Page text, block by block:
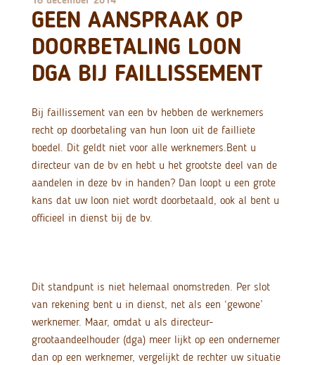
GEEN AANSPRAAK OP
DOORBETALING LOON
DGA BIJ FAILLISSEMENT
Bij faillissement van een bv hebben de werknemers
recht op doorbetaling van hun loon uit de failliete
boedel. Dit geldt niet voor alle werknemers.Bent u
directeur van de bv en hebt u het grootste deel van de
aandelen in deze bv in handen? Dan loopt u een grote
kans dat uw loon niet wordt doorbetaald, ook al bent u
officieel in dienst bij de bv.
Dit standpunt is niet helemaal onomstreden. Per slot
van rekening bent u in dienst, net als een ‘gewone’
werknemer. Maar, omdat u als directeur-
grootaandeelhouder (dga) meer lijkt op een ondernemer
dan op een werknemer, vergelijkt de rechter uw situatie